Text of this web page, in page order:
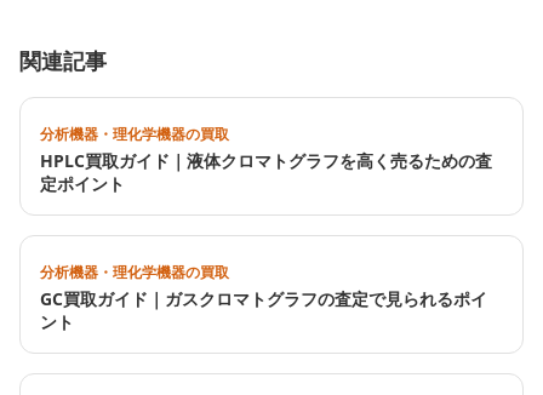
関連記事
分析機器・理化学機器の買取
HPLC買取ガイド｜液体クロマトグラフを高く売るための査
定ポイント
分析機器・理化学機器の買取
GC買取ガイド｜ガスクロマトグラフの査定で見られるポイ
ント